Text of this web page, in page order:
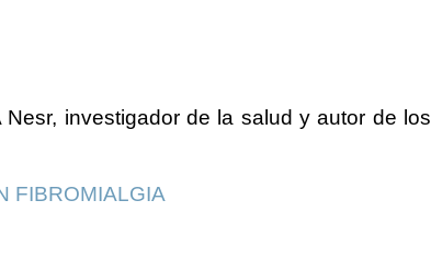
investigador de la salud y autor de los
FIBROMIALGIA